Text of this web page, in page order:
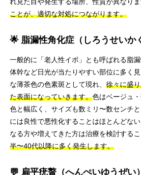
ことが、適切な対処につながります。
🌟 脂漏性角化症（しろうせいか
一般的に「老人性イボ」とも呼ばれる脂
体幹など日光が当たりやすい部位に多く
な薄茶色の色素斑として現れ、 徐々に盛
た表面になっていきます。色はベージュ
色と幅広く、サイズも数ミリ〜数センチ
には良性で悪性化することはほとんどな
なる方や増えてきた方は治療を検討するこ
半〜40代以降に多く発生します。
💬 扁平疣贅（へんぺいゆうぜい）